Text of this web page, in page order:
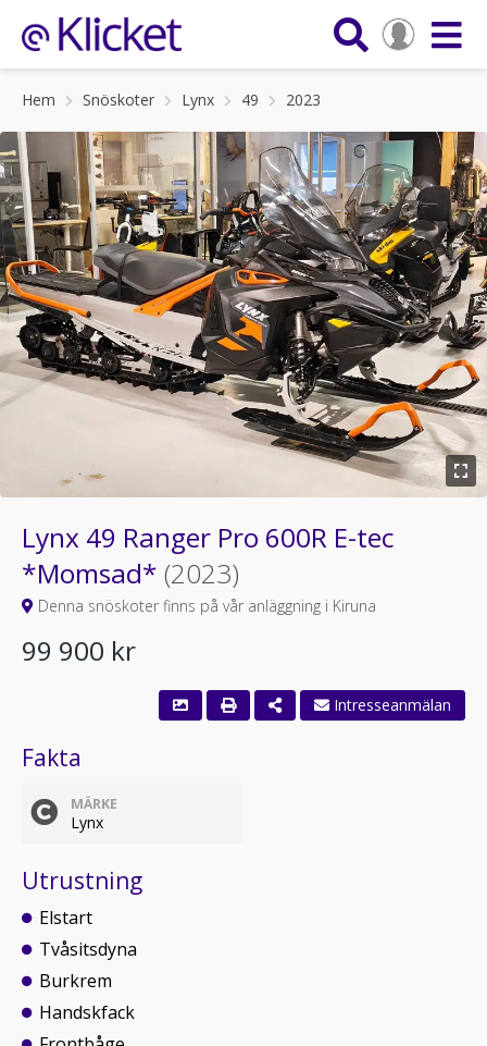
Hem Snöskoter Lynx 49 2023
Lynx 49 Ranger Pro 600R E-tec
*Momsad* (2023)
Denna snöskoter finns på vår anläggning i Kiruna
99 900 kr
Fakta
MÄRKE
Lynx
Utrustning
Elstart
Tvåsitsdyna
Burkrem
Handskfack